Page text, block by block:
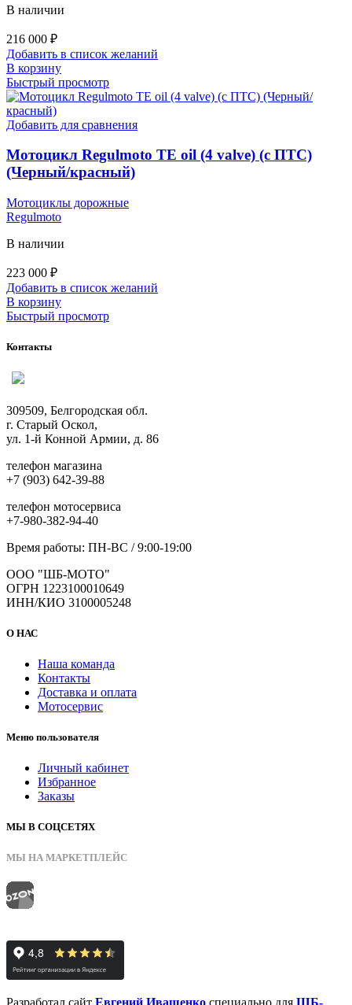
В наличии
216 000 ₽
Добавить в список желаний
В корзину
Быстрый просмотр
Добавить для сравнения
Мотоцикл Regulmoto TE oil (4 valve) (с ПТС)
(Черный/красный)
Мотоциклы дорожные
Regulmoto
В наличии
223 000 ₽
Добавить в список желаний
В корзину
Быстрый просмотр
Контакты
309509, Белгородская обл.
г. Старый Оскол,
ул. 1-й Конной Армии, д. 86
телефон магазина
+7 (903) 642-39-88
телефон мотосервиса
+7-980-382-94-40
Время работы: ПН-ВС / 9:00-19:00
ООО "ШБ-МОТО"
ОГРН 1223100010649
ИНН/КИО 3100005248
О НАС
Наша команда
Контакты
Доставка и оплата
Мотосервис
Меню пользователя
Личный кабинет
Избранное
Заказы
МЫ В СОЦСЕТЯХ
МЫ НА МАРКЕТПЛЕЙС
Разработал сайт Евгений Иващенко специально для ШБ-